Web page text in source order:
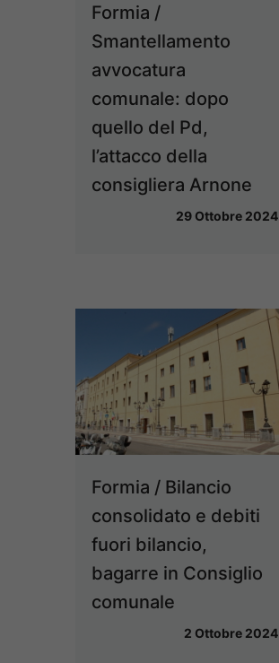
Formia /
Smantellamento
avvocatura
comunale: dopo
quello del Pd,
l’attacco della
consigliera Arnone
29 Ottobre 2024
Formia / Bilancio
consolidato e debiti
fuori bilancio,
bagarre in Consiglio
comunale
2 Ottobre 2024